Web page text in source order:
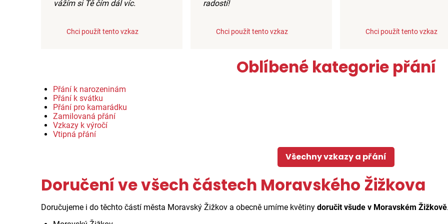
vážím si Tě čím dál víc.
Chci použít tento vzkaz
radostí!
Chci použít tento vzkaz Chci použít tento vzkaz
Oblíbené kategorie přání
Přání k narozeninám
Přání k svátku
Přání pro kamarádku
Zamilovaná přání
Vzkazy k výročí
Vtipná přání
Všechny vzkazy a přání
Doručení ve všech částech Moravského Žižkova
Doručujeme i do těchto částí města Moravský Žižkov a obecně umíme květiny doručit všude v Moravském Žižkově.